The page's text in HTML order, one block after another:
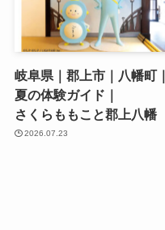
岐阜県｜郡上市｜八幡町｜
夏の体験ガイド｜
さくらももこと郡上八幡
2026.07.23